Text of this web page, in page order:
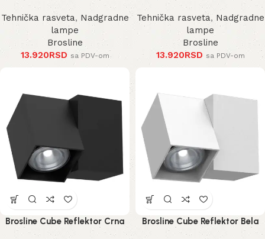
185 mm
Tehnička rasveta, Nadgradne
lampe
Brosline
13.920RSD sa PDV-om
185 mm
Tehnička rasveta, Nadgradne
lampe
Brosline
13.920RSD sa PDV-om
Brosline Cube Reflektor Crna
125 mm
Brosline Cube Reflektor Bela
125 mm